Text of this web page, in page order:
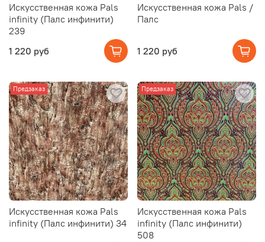
Искусственная кожа Pals
infinity (Палс инфинити)
239
1 220 руб
Искусственная кожа Pals /
Палс
1 220 руб
Предзаказ
Искусственная кожа Pals
infinity (Палс инфинити) 34
Предзаказ
Искусственная кожа Pals
infinity (Палс инфинити)
508